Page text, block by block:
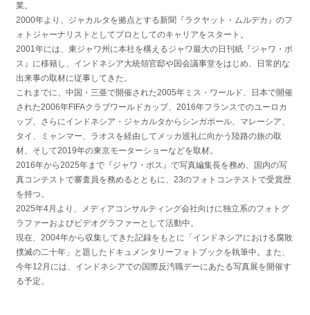
業。
2000年より、ジャカルタを拠点とする新聞『ラクヤット・ムルデカ』のフ
ォトジャーナリストとしてプロとしてのキャリアをスタート。
2001年には、東ジャワ州に本社を構えるジャワ最大の日刊紙『ジャワ・ポ
ス』に移籍し、インドネシア大統領官邸や国会議事堂をはじめ、日常的な
出来事の取材に従事してきた。
これまでに、中国・三亜で開催された2005年ミス・ワールド、日本で開催
された2006年FIFAクラブワールドカップ、2016年フランスでのユーロカ
ップ、さらにインドネシア・ジャカルタからシンガポール、マレーシア、
タイ、ミャンマー、ラオスを経由してメッカ巡礼に向かう陸路の旅の取
材、そして2019年の東京モーターショーなどを取材。
2016年から2025年まで『ジャワ・ポス』で写真編集長を務め、国内の写
真コンテストで審査員を務めるとともに、23のフォトコンテストで受賞歴
を持つ。
2025年4月より、メディアコンサルティング会社向けに独立系のフォトグ
ラファーおよびビデオグラファーとして活動中。
現在、2004年から収集してきた記録をもとに「インドネシアにおける腐敗
撲滅の二十年」と題したドキュメンタリーフォトブックを執筆中。また、
今年12月には、インドネシアでの国際反汚職デーにあたる写真展を開催す
る予定。